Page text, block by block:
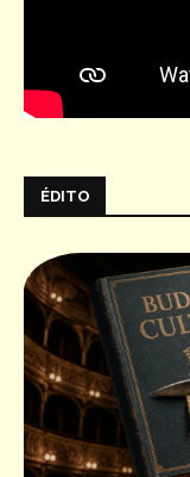
ÉDITO